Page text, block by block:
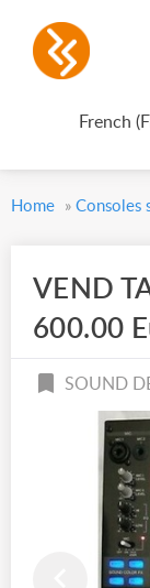
French
Home » Consoles
VEND
600.00
SOUND